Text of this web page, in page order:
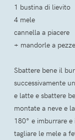
1 bustina di lievito
4 mele
cannella a piacere
+ mandorle a
Sbattere bene il
successivamente
e latte e sbattere
montate a neve e
180° e imburrare
tagliare le mele a